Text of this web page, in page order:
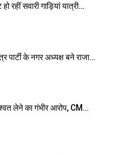
रहीं सवारी गाड़ियां यात्री…
पार्टी के नगर अध्यक्ष बने राजा…
लेने का गंभीर आरोप, CM…